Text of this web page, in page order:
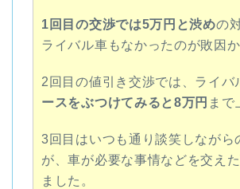
1回目の交渉では5万円と渋めの
ライバル車もなかったのが敗因か
2回目の値引き交渉では、ライバ
ースをぶつけてみると8万円 まで
3回目はいつも通り談笑しながら
が、車が必要な事情などを交え
ました。